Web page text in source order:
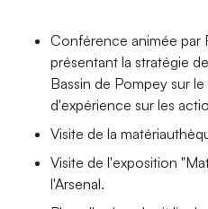
Conférence animée par
présentant la stratégie
Bassin de Pompey sur
d'expérience sur les
Visite de la
Visite de l'exposition
l'Arsenal.